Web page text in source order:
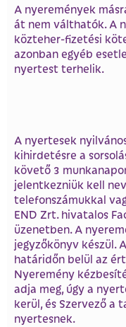
A nyeremények
át nem válthatók. A
közteher-fizetési
azonban egyéb
nyertest terhelik.
A nyertesek
kihirdetésre a
követő 3
jelentkezniük kell
telefonszámukkal
END Zrt. hivatalos
üzenetben. A
jegyzőkönyv készül.
határidőn belül az
Nyeremény
adja meg, úgy a
kerül, és Szervező a
nyertesnek.